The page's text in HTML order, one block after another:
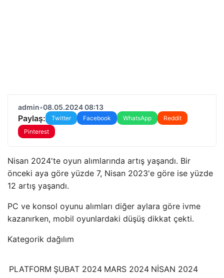
admin•08.05.2024 08:13
Paylaş: Twitter Facebook WhatsApp
Reddit
Pinterest
Nisan 2024'te oyun alımlarında artış yaşandı. Bir
önceki aya göre yüzde 7, Nisan 2023'e göre ise yüzde
12 artış yaşandı.
PC ve konsol oyunu alımları diğer aylara göre ivme
kazanırken, mobil oyunlardaki düşüş dikkat çekti.
Kategorik dağılım
PLATFORM ŞUBAT 2024 MARS 2024 NİSAN 2024